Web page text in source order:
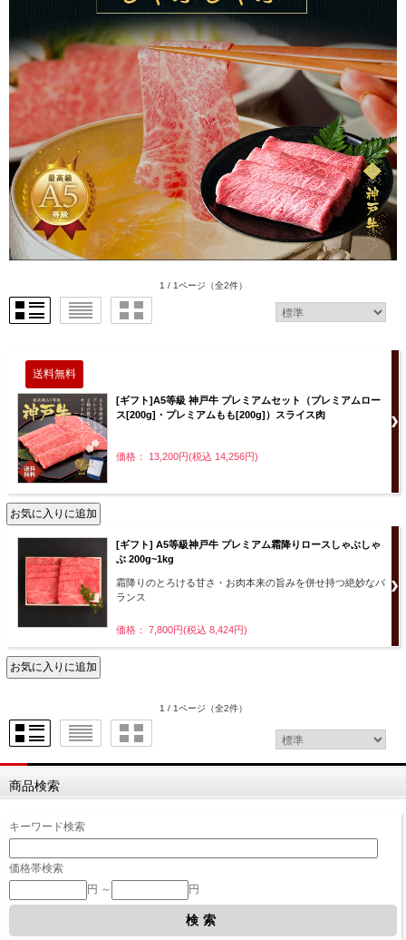
1 / 1ページ （全2件）
[ギフト]A5等級 神戸牛 プレミアムセット（プレミアムロー
ス[200g]・プレミアムもも[200g]）スライス肉
価格： 13,200円(税込 14,256円)
[ギフト] A5等級神戸牛 プレミアム霜降りロースしゃぶしゃ
ぶ 200g~1kg
霜降りのとろける甘さ・お肉本来の旨みを併せ持つ絶妙なバ
ランス
価格： 7,800円(税込 8,424円)
1 / 1ページ （全2件）
商品検索
キーワード検索
価格帯検索
円 ～
円